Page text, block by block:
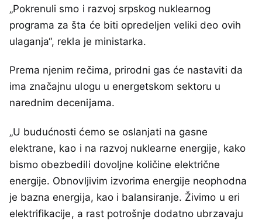
„Pokrenuli smo i razvoj srpskog nuklearnog
programa za šta će biti opredeljen veliki deo ovih
ulaganja“, rekla je ministarka.
Prema njenim rečima, prirodni gas će nastaviti da
ima značajnu ulogu u energetskom sektoru u
narednim decenijama.
„U budućnosti ćemo se oslanjati na gasne
elektrane, kao i na razvoj nuklearne energije, kako
bismo obezbedili dovoljne količine električne
energije. Obnovljivim izvorima energije neophodna
je bazna energija, kao i balansiranje. Živimo u eri
elektrifikacije, a rast potrošnje dodatno ubrzavaju